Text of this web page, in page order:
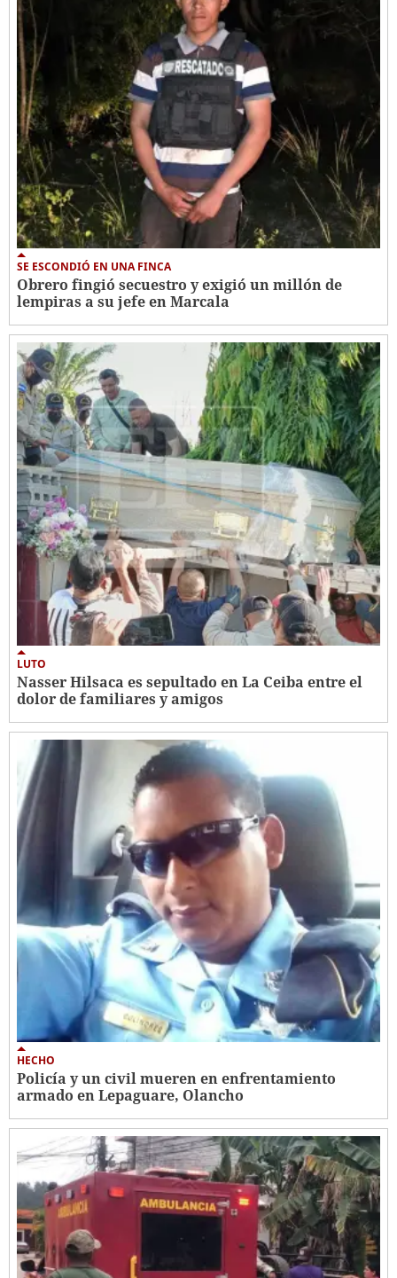
SE ESCONDIÓ EN UNA FINCA
Obrero fingió secuestro y exigió un millón de
lempiras a su jefe en Marcala
LUTO
Nasser Hilsaca es sepultado en La Ceiba entre el
dolor de familiares y amigos
HECHO
Policía y un civil mueren en enfrentamiento
armado en Lepaguare, Olancho